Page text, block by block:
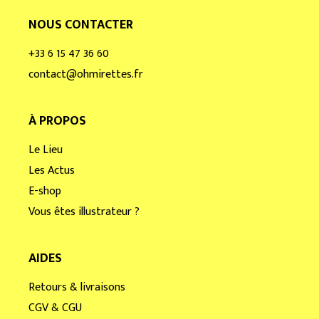
NOUS CONTACTER
+33 6 15 47 36 60
contact@ohmirettes.fr
À PROPOS
Le Lieu
Les Actus
E-shop
Vous êtes illustrateur ?
AIDES
Retours & livraisons
CGV & CGU